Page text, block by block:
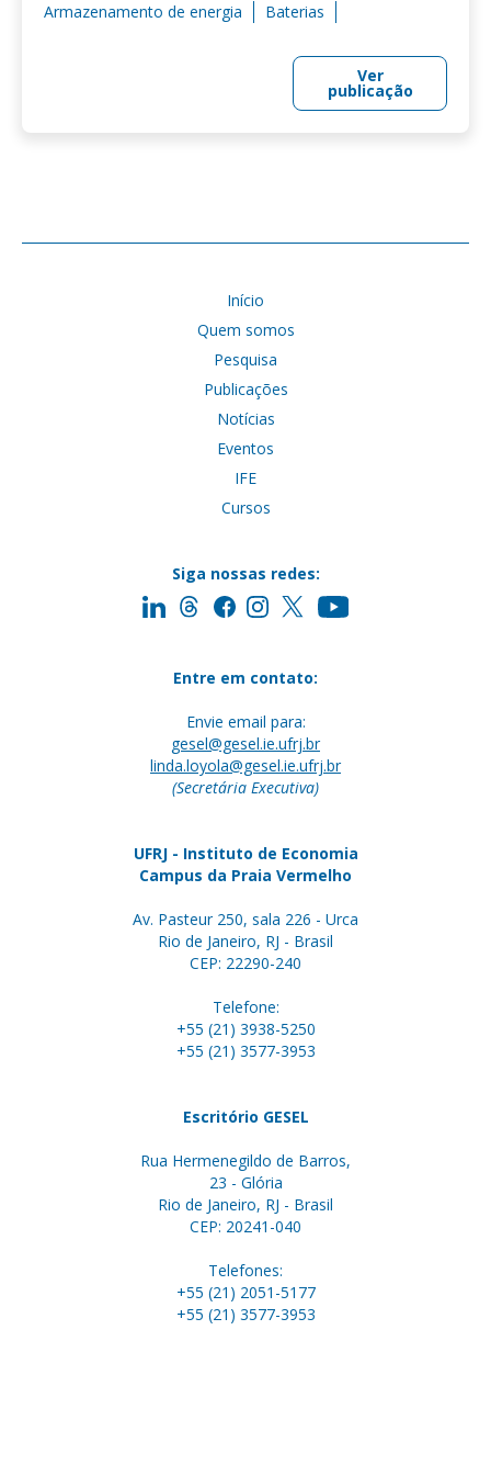
Armazenamento de energia Baterias
Ver
publicação
Início
Quem somos
Pesquisa
Publicações
Notícias
Eventos
IFE
Cursos
Siga nossas redes:
Entre em contato:
Envie email para:
gesel@gesel.ie.ufrj.br
linda.loyola@gesel.ie.ufrj.br
(Secretária Executiva)
UFRJ - Instituto de Economia
Campus da Praia Vermelho
Av. Pasteur 250, sala 226 - Urca
Rio de Janeiro, RJ - Brasil
CEP: 22290-240
Telefone:
+55 (21) 3938-5250
+55 (21) 3577-3953
Escritório GESEL
Rua Hermenegildo de Barros,
23 - Glória
Rio de Janeiro, RJ - Brasil
CEP: 20241-040
Telefones:
+55 (21) 2051-5177
+55 (21) 3577-3953